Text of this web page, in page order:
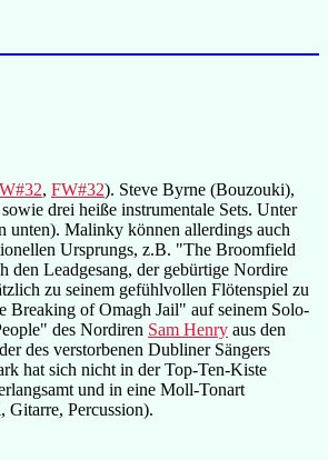
, FW#32). Steve Byrne (Bouzouki),
drei heiße instrumentale Sets. Unter
unten). Malinky können allerdings auch
Ursprungs, z.B. "The Broomfield
Leadgesang, der gebürtige Nordire
zu seinem gefühlvollen Flötenspiel zu
Breaking of Omagh Jail" auf seinem Solo-
des Nordiren Sam Henry aus den
des verstorbenen Dubliner Sängers
hat sich nicht in der Top-Ten-Kiste
und in eine Moll-Tonart
Percussion).